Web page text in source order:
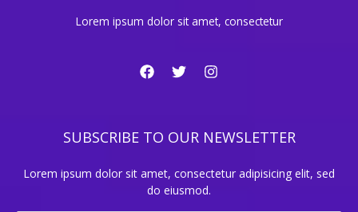
Lorem ipsum dolor sit amet, consectetur
SUBSCRIBE TO OUR NEWSLETTER
Lorem ipsum dolor sit amet, consectetur adipisicing elit, sed
do eiusmod.